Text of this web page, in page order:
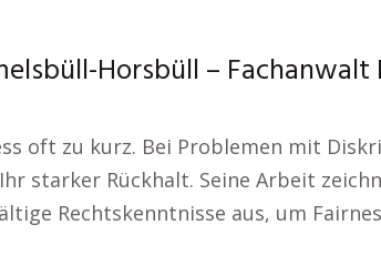
Horsbüll – Fachanwalt
oft zu kurz. Bei Problemen mit
starker Rückhalt. Seine Arbeit
Rechtskenntnisse aus, um